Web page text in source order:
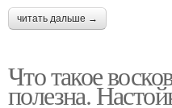
читать дальше →
Что такое
полезна.